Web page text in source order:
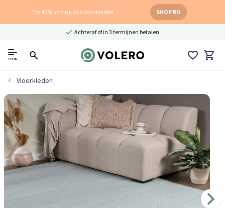
Tot 40% korting op buitenkleden SHOP NU
Achteraf of in 3 termijnen betalen
menu
Vloerkleden